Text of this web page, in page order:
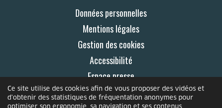
Ce site utilise des cookies afin de vous proposer des vidéos et
d'obtenir des statistiques de fréquentation anonymes pour
optimiser son ergonomie, sa navigation et ses contenus.
Données personnelles
Mentions légales
Gestion des cookies
Accessibilité
Espace presse
Contact